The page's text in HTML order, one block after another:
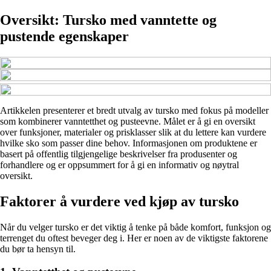
Oversikt: Tursko med vanntette og
pustende egenskaper
Artikkelen presenterer et bredt utvalg av tursko med fokus på modeller
som kombinerer vanntetthet og pusteevne. Målet er å gi en oversikt
over funksjoner, materialer og prisklasser slik at du lettere kan vurdere
hvilke sko som passer dine behov. Informasjonen om produktene er
basert på offentlig tilgjengelige beskrivelser fra produsenter og
forhandlere og er oppsummert for å gi en informativ og nøytral
oversikt.
Faktorer å vurdere ved kjøp av tursko
Når du velger tursko er det viktig å tenke på både komfort, funksjon og
terrenget du oftest beveger deg i. Her er noen av de viktigste faktorene
du bør ta hensyn til.